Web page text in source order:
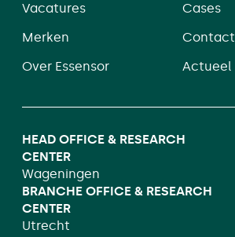
Vacatures
Cases
Merken
Contact
Over Essensor
Actueel
HEAD OFFICE & RESEARCH
CENTER
Wageningen
BRANCHE OFFICE & RESEARCH
CENTER
Utrecht